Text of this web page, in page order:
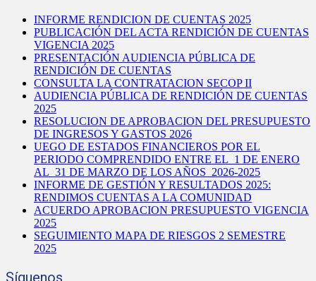
INFORME RENDICION DE CUENTAS 2025
PUBLICACIÓN DEL ACTA RENDICIÓN DE CUENTAS
VIGENCIA 2025
PRESENTACIÓN AUDIENCIA PÚBLICA DE
RENDICIÓN DE CUENTAS
CONSULTA LA CONTRATACION SECOP II
AUDIENCIA PÚBLICA DE RENDICIÓN DE CUENTAS
2025
RESOLUCION DE APROBACION DEL PRESUPUESTO
DE INGRESOS Y GASTOS 2026
UEGO DE ESTADOS FINANCIEROS POR EL
PERIODO COMPRENDIDO ENTRE EL 1 DE ENERO
AL 31 DE MARZO DE LOS AÑOS 2026-2025
INFORME DE GESTIÓN Y RESULTADOS 2025:
RENDIMOS CUENTAS A LA COMUNIDAD
ACUERDO APROBACION PRESUPUESTO VIGENCIA
2025
SEGUIMIENTO MAPA DE RIESGOS 2 SEMESTRE
2025
Síguenos